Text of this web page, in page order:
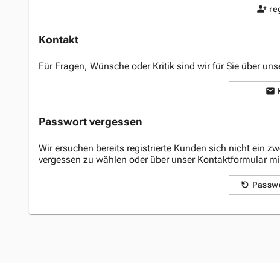
Kontakt
Für Fragen, Wünsche oder Kritik sind wir für Sie über
Passwort vergessen
Wir ersuchen bereits registrierte Kunden sich nicht ein
vergessen zu wählen oder über unser Kontaktformular